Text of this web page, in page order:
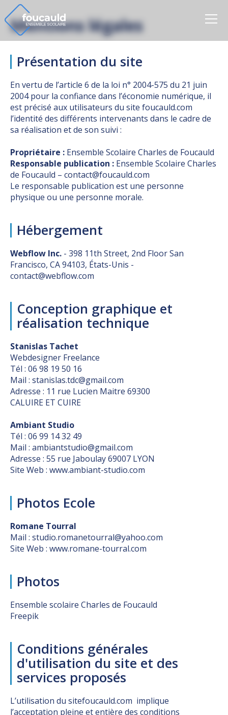
Ensemble Scolaire
Mentions légales
Présentation du site
En vertu de l’article 6 de la loi n° 2004-575 du 21 juin
2004 pour la confiance dans l’économie numérique, il
est précisé aux utilisateurs du site foucauld.com
l’identité des différents intervenants dans le cadre de
sa réalisation et de son suivi :
Propriétaire : Ensemble Scolaire Charles de Foucauld
Responsable publication : Ensemble Scolaire Charles
de Foucauld – contact@foucauld.com
Le responsable publication est une personne
physique ou une personne morale.
Hébergement
Webflow Inc. - 398 11th Street, 2nd Floor San
Francisco, CA 94103, États-Unis -
contact@webflow.com
Conception graphique et
réalisation technique
Stanislas Tachet
Webdesigner Freelance
‍Tél : 06 98 19 50 16
Mail : stanislas.tdc@gmail.com
Adresse : 11 rue Lucien Maitre 69300
CALUIRE ET CUIRE
Ambiant Studio
Tél : 06 99 14 32 49
Mail : ambiantstudio@gmail.com
Adresse : 55 rue Jaboulay 69007 LYON
Site Web : www.ambiant-studio.com
Photos Ecole
Romane Tourral
Mail : studio.romanetourral@yahoo.com
Site Web : www.romane-tourral.com
Photos
Ensemble scolaire Charles de Foucauld
Freepik
Conditions générales
d'utilisation du site et des
services proposés
L’utilisation du sitefoucauld.com implique
l’acceptation pleine et entière des conditions